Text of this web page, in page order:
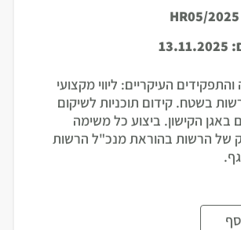
העיקריים: ליווי מקצועי
בשטח. קידום תוכניות לשיקום
באגן הקישון. ביצוע כל משימה
של הרשות בהוראת מנכ"ל הרשות